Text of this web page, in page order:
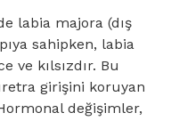
labia majora (dış
sahipken, labia
ve kılsızdır. Bu
girişini koruyan
değişimler,